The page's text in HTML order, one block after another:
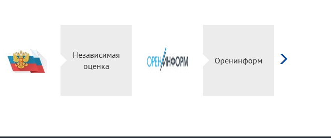
Независимая
оценка
Оренинформ